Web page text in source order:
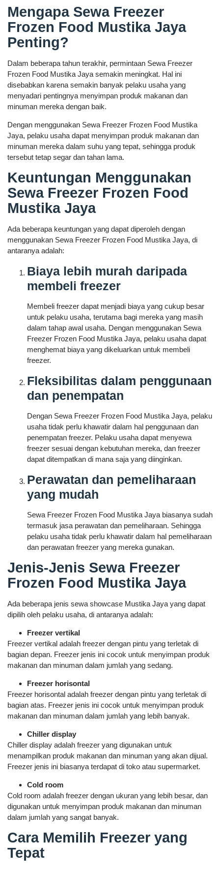
Mengapa Sewa Freezer
Frozen Food Mustika Jaya
Penting?
Dalam beberapa tahun terakhir, permintaan Sewa Freezer
Frozen Food Mustika Jaya semakin meningkat. Hal ini
disebabkan karena semakin banyak pelaku usaha yang
menyadari pentingnya menyimpan produk makanan dan
minuman mereka dengan baik.
Dengan menggunakan Sewa Freezer Frozen Food Mustika
Jaya, pelaku usaha dapat menyimpan produk makanan dan
minuman mereka dalam suhu yang tepat, sehingga produk
tersebut tetap segar dan tahan lama.
Keuntungan Menggunakan
Sewa Freezer Frozen Food
Mustika Jaya
Ada beberapa keuntungan yang dapat diperoleh dengan
menggunakan Sewa Freezer Frozen Food Mustika Jaya, di
antaranya adalah:
Biaya lebih murah daripada
membeli freezer
Membeli freezer dapat menjadi biaya yang cukup besar
untuk pelaku usaha, terutama bagi mereka yang masih
dalam tahap awal usaha. Dengan menggunakan Sewa
Freezer Frozen Food Mustika Jaya, pelaku usaha dapat
menghemat biaya yang dikeluarkan untuk membeli
freezer.
Fleksibilitas dalam penggunaan
dan penempatan
Dengan Sewa Freezer Frozen Food Mustika Jaya, pelaku
usaha tidak perlu khawatir dalam hal penggunaan dan
penempatan freezer. Pelaku usaha dapat menyewa
freezer sesuai dengan kebutuhan mereka, dan freezer
dapat ditempatkan di mana saja yang diinginkan.
Perawatan dan pemeliharaan
yang mudah
Sewa Freezer Frozen Food Mustika Jaya biasanya sudah
termasuk jasa perawatan dan pemeliharaan. Sehingga
pelaku usaha tidak perlu khawatir dalam hal pemeliharaan
dan perawatan freezer yang mereka gunakan.
Jenis-Jenis Sewa Freezer
Frozen Food Mustika Jaya
Ada beberapa jenis sewa showcase Mustika Jaya yang dapat
dipilih oleh pelaku usaha, di antaranya adalah:
Freezer vertikal
Freezer vertikal adalah freezer dengan pintu yang terletak di
bagian depan. Freezer jenis ini cocok untuk menyimpan produk
makanan dan minuman dalam jumlah yang sedang.
Freezer horisontal
Freezer horisontal adalah freezer dengan pintu yang terletak di
bagian atas. Freezer jenis ini cocok untuk menyimpan produk
makanan dan minuman dalam jumlah yang lebih banyak.
Chiller display
Chiller display adalah freezer yang digunakan untuk
menampilkan produk makanan dan minuman yang akan dijual.
Freezer jenis ini biasanya terdapat di toko atau supermarket.
Cold room
Cold room adalah freezer dengan ukuran yang lebih besar, dan
digunakan untuk menyimpan produk makanan dan minuman
dalam jumlah yang sangat banyak.
Cara Memilih Freezer yang
Tepat